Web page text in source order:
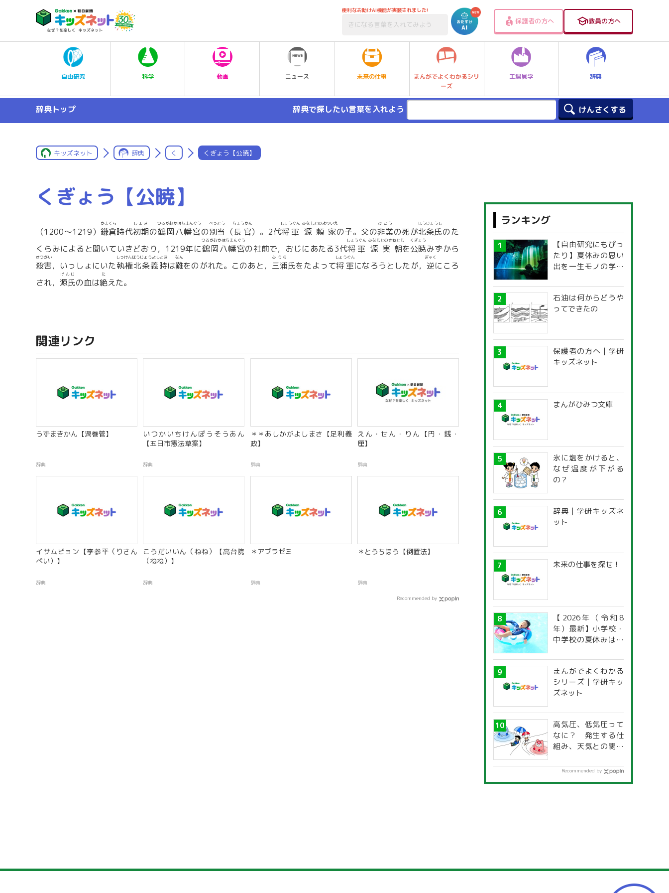
便利なお助けAI機能が実装されました!
保護者の方へ 教員の方へ
自由研究 科学 動画 ニュース 未来の仕事
まんがでよくわかるシリ
ーズ
工場見学 辞典
辞典トップ 辞典で探したい言葉を入れよう
キッズネット 辞典 く くぎょう【公暁】
くぎょう【公暁】
（1200〜1219） 鎌倉
かまくら
時代初期
しょき
の鶴岡八幡宮
つるがおかはちまんぐう
の別当
べっとう
（長官
ちょうかん
）。2代将軍
しょうぐん
源頼家
みなもとのよりいえ
の子。父の非業
ひごう
の死が北条氏
ほうじょうし
のた
くらみによると聞いていきどおり，1219年に鶴岡八幡宮
つるがおかはちまんぐう
の社前で，おじにあたる3代将軍
しょうぐん
源実朝
みなもとのさねとも
を公暁
くぎょう
みずから
殺害
さつがい
，いっしょにいた執権北条義時
しっけんほうじょうよしとき
は難
なん
をのがれた。このあと， 三浦
みうら
氏をたよって将軍
しょうぐん
になろうとしたが， 逆
ぎゃく
にころ
され， 源氏
げんじ
の血は絶
た
えた。
関連リンク
うずまきかん【渦巻管】
辞典
いつかいちけんぽうそうあん
【五日市憲法草案】
辞典
＊＊あしかがよしまさ【足利義
政】
辞典
えん・せん・りん【円・銭・
厘】
辞典
イサムピョン【李参平（りさん
ぺい）】
辞典
こうだいいん（ねね）【高台院
（ねね）】
辞典
＊アブラゼミ
辞典
＊とうちほう【倒置法】
辞典
Recommended by
ランキング
【自由研究にもぴっ
たり】夏休みの思い
出を一生モノの学び
探究ガイド
石油は何からどうや
ってできたの
保護者の方へ | 学研
キッズネット
まんがひみつ文庫
氷に塩をかけると、
なぜ温度が下がる
の？
辞典 | 学研キッズネ
ット
未来の仕事を探せ！
【2026年（令和8
年）最新】小学校・
中学校の夏休みはい
道府県別「夏季休暇
一覧」
まんがでよくわかる
シリーズ | 学研キッ
ズネット
高気圧、低気圧って
なに？ 発生する仕
組み、天気との関係
Recommended by